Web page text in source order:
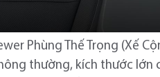
Phùng Thế Trọng (Xế
thường, kích thước